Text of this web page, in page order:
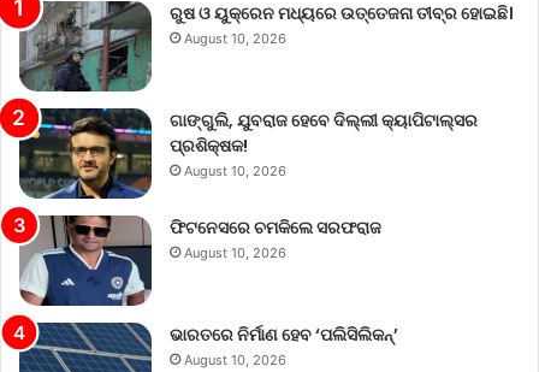
ରୁଷ ଓ ୟୁକ୍ରେନ ମଧ୍ୟରେ ଉତ୍ତେଜନା ତୀବ୍ର ହୋଇଛି।
August 10, 2026
ଗାଙ୍ଗୁଲି, ଯୁବରାଜ ହେବେ ଦିଲ୍ଲୀ କ୍ୟାପିଟାଲ୍‌ସର
ପ୍ରଶିକ୍ଷକ!
August 10, 2026
ଫିଟନେସରେ ଚମକିଲେ ସରଫରାଜ
August 10, 2026
ଭାରତରେ ନିର୍ମାଣ ହେବ ‘ପଲିସିଲିକନ୍’
August 10, 2026